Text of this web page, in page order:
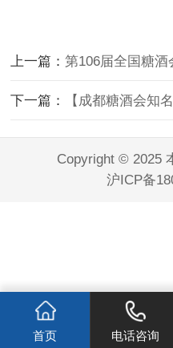
上一篇：第106届全国糖
下一篇： 【成都糖酒会知名展商】
Copyright © 2025
沪ICP备
首页 电话咨询